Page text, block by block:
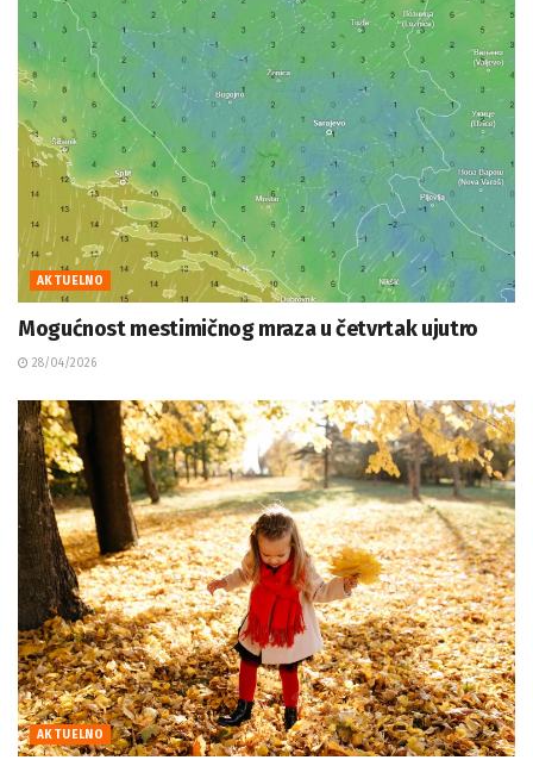
AKTUELNO
Mogućnost mestimičnog mraza u četvrtak ujutro
28/04/2026
AKTUELNO